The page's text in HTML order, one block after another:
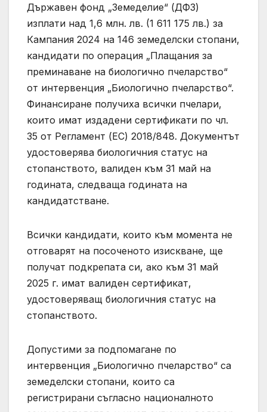
Държавен фонд „Земеделие“ (ДФЗ)
изплати над 1,6 млн. лв. (1 611 175 лв.) за
Кампания 2024 на 146 земеделски стопани,
кандидати по операция „Плащания за
преминаване на биологично пчеларство“
от интервенция „Биологично пчеларство“.
Финансиране получиха всички пчелари,
които имат издадени сертификати по чл.
35 от Регламент (ЕС) 2018/848. Документът
удостоверява биологичния статус на
стопанството, валиден към 31 май на
годината, следваща годината на
кандидатстване.
Всички кандидати, които към момента не
отговарят на посоченото изискване, ще
получат подкрепата си, ако към 31 май
2025 г. имат валиден сертификат,
удостоверяващ биологичния статус на
стопанството.
Допустими за подпомагане по
интервенция „Биологично пчеларство“ са
земеделски стопани, които са
регистрирани съгласно националното